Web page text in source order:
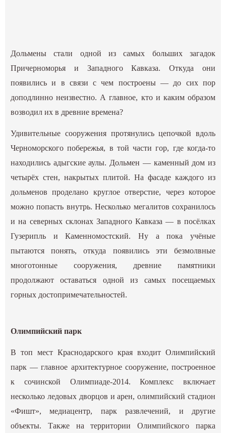
Дольмены стали одной из самых больших загадок
Причерноморья и Западного Кавказа. Откуда они
появились и в связи с чем построены — до сих пор
доподлинно неизвестно. А главное, кто и каким образом
возводил их в древние времена?
Удивительные сооружения протянулись цепочкой вдоль
Черноморского побережья, в той части гор, где когда-то
находились адыгские аулы. Дольмен — каменный дом из
четырёх стен, накрытых плитой. На фасаде каждого из
дольменов проделано круглое отверстие, через которое
можно попасть внутрь. Несколько мегалитов сохранилось
и на северных склонах Западного Кавказа — в посёлках
Гузерипль и Каменномостский. Ну а пока учёные
пытаются понять, откуда появились эти безмолвные
многотонные сооружения, древние памятники
продолжают оставаться одной из самых посещаемых
горных достопримечательностей.
Олимпийский парк
В топ мест Краснодарского края входит Олимпийский
парк — главное архитектурное сооружение, построенное
к сочинской Олимпиаде-2014. Комплекс включает
несколько ледовых дворцов и арен, олимпийский стадион
«Фишт», медиацентр, парк развлечений, и другие
объекты. Также на территории Олимпийского парка